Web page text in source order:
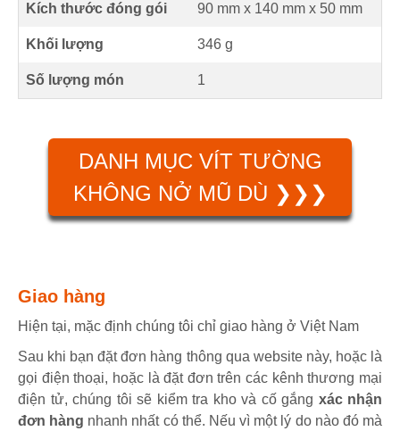
Kích thước đóng gói 90 mm x 140 mm x 50 mm
Khối lượng 346 g
Số lượng món 1
DANH MỤC VÍT TƯỜNG
KHÔNG NỞ MŨ DÙ ❯❯❯
Giao hàng
Hiện tại, mặc định chúng tôi chỉ giao hàng ở Việt Nam
Sau khi bạn đặt đơn hàng thông qua website này, hoặc là
gọi điện thoại, hoặc là đặt đơn trên các kênh thương mại
điện tử, chúng tôi sẽ kiểm tra kho và cố gắng xác nhận
đơn hàng nhanh nhất có thể. Nếu vì một lý do nào đó mà